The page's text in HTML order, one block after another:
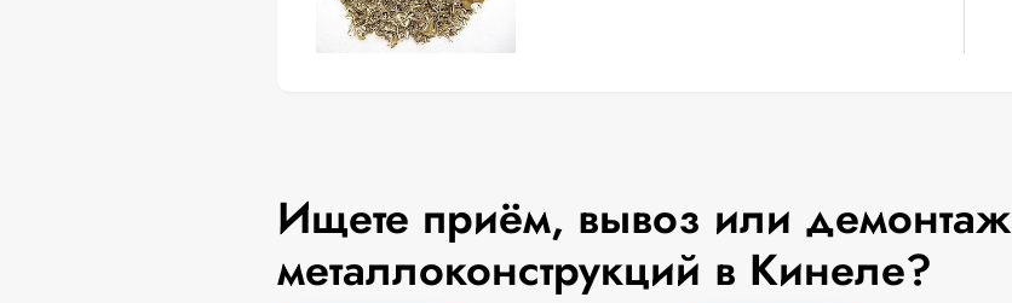
Ищете приём, вывоз или демонтаж
металлоконструкций в Кинеле?